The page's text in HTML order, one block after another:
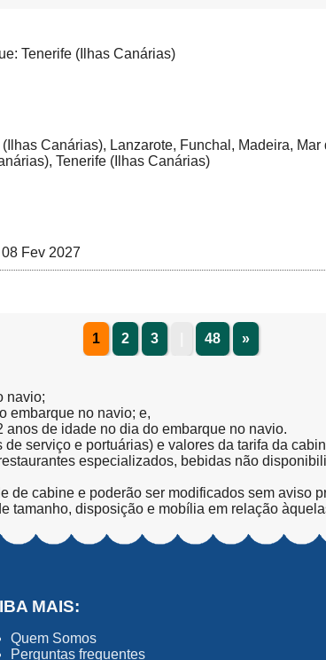
Tenerife (Ilhas Canárias)
(Ilhas Canárias), Lanzarote, Funchal, Madeira,
Tenerife (Ilhas Canárias)
Fev 2027
1 2 3 48 »
navio;
embarque no navio; e,
de idade no dia do embarque no navio.
serviço e portuárias) e valores da tarifa da
especializados, bebidas não
de cabine e poderão ser modificados sem aviso
tamanho, disposição e mobília em relação
MAIS:
Quem Somos
Perguntas frequentes